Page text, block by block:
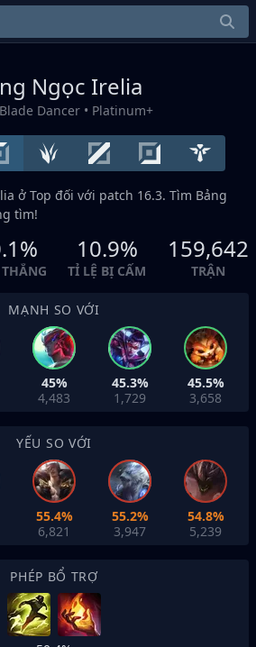
Ngọc Irelia
Dancer • Platinum+
ở Top đối với patch 16.3. Tìm Bảng
tìm!
10.9%
TỈ LỆ BỊ CẤM
159,642
TRẬN
MẠNH SO VỚI
45%
4,483
45.3%
1,729
45.5%
3,658
YẾU SO VỚI
55.4%
6,821
55.2%
3,947
54.8%
5,239
PHÉP BỔ TRỢ